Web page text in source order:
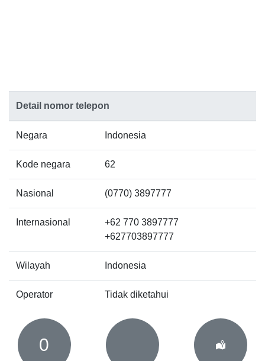
Detail nomor telepon
Negara Indonesia
Kode negara 62
Nasional (0770) 3897777
Internasional
+62 770 3897777
+627703897777
Wilayah Indonesia
Operator Tidak diketahui
0